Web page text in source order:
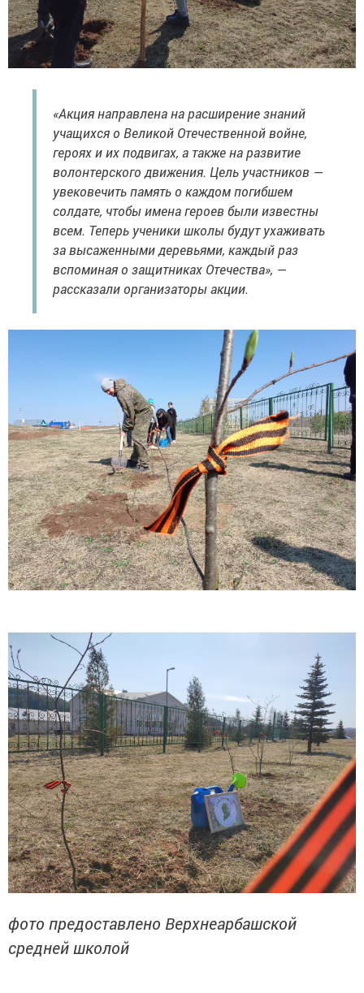
«Акция направлена на расширение знаний
учащихся о Великой Отечественной войне,
героях и их подвигах, а также на развитие
волонтерского движения. Цель участников —
увековечить память о каждом погибшем
солдате, чтобы имена героев были известны
всем. Теперь ученики школы будут ухаживать
за высаженными деревьями, каждый раз
вспоминая о защитниках Отечества», —
рассказали организаторы акции.
фото предоставлено Верхнеарбашской
средней школой